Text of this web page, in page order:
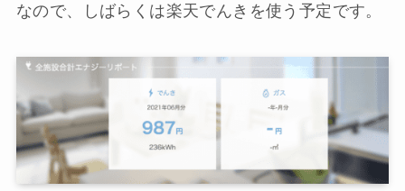
なので、しばらくは楽天でんきを使う予定です。